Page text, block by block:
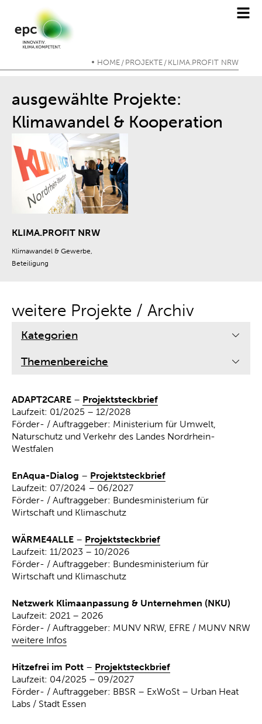
HOME / PROJEKTE / KLIMA.PROFIT NRW
ausgewählte Projekte:
Klimawandel & Kooperation
KLIMA.PROFIT NRW
Klimawandel & Gewerbe,
Beteiligung
weitere Projekte / Archiv
Kategorien
Themenbereiche
ADAPT2CARE – Projektsteckbrief
Laufzeit: 01/2025 – 12/2028
Förder- / Auftraggeber: Ministerium für Umwelt,
Naturschutz und Verkehr des Landes Nordrhein-
Westfalen
EnAqua-Dialog – Projektsteckbrief
Laufzeit: 07/2024 – 06/2027
Förder- / Auftraggeber: Bundesministerium für
Wirtschaft und Klimaschutz
WÄRME4ALLE – Projektsteckbrief
Laufzeit: 11/2023 – 10/2026
Förder- / Auftraggeber: Bundesministerium für
Wirtschaft und Klimaschutz
Netzwerk Klimaanpassung & Unternehmen (NKU)
weitere Infos
Laufzeit: 2021 – 2026
Förder- / Auftraggeber: MUNV NRW, EFRE / MUNV NRW
Hitzefrei im Pott – Projektsteckbrief
Laufzeit: 04/2025 – 09/2027
Förder- / Auftraggeber: BBSR – ExWoSt – Urban Heat
Labs / Stadt Essen